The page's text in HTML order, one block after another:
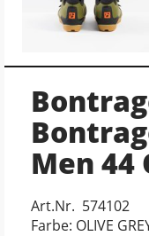
Men 44
Art.Nr. 574102
Farbe: OLIVE